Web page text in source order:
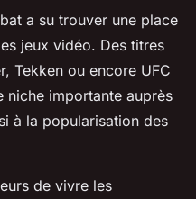
a su trouver une place
jeux vidéo. Des titres
Tekken ou encore UFC
niche importante auprès
à la popularisation des
de vivre les